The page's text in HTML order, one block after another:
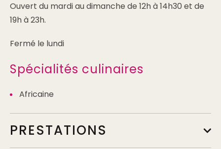
Ouvert du mardi au dimanche de 12h à 14h30 et de
19h à 23h.
Fermé le lundi
Spécialités culinaires
Africaine
PRESTATIONS